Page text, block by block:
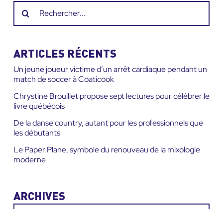
Recherche
site
:
ARTICLES RÉCENTS
Un jeune joueur victime d’un arrêt cardiaque pendant un
match de soccer à Coaticook
Chrystine Brouillet propose sept lectures pour célébrer le
livre québécois
De la danse country, autant pour les professionnels que
les débutants
Le Paper Plane, symbole du renouveau de la mixologie
moderne
ARCHIVES